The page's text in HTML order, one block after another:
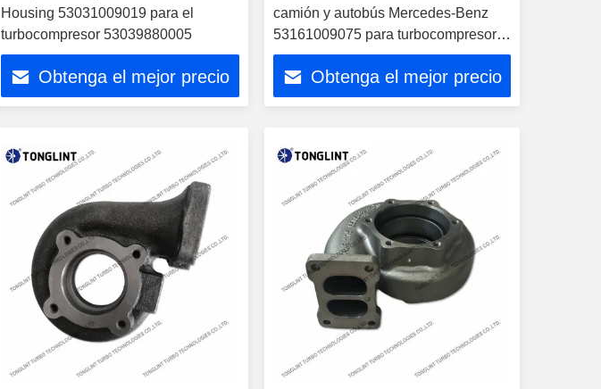
Housing 53031009019 para el
turbocompresor 53039880005
Obtenga el mejor precio
camión y autobús Mercedes-Benz
53161009075 para turbocompresor
53169887129
Obtenga el mejor precio